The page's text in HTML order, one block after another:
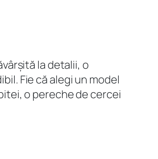
la detalii, o
Fie că alegi un model
o pereche de cercei